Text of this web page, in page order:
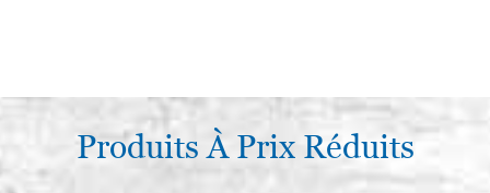
Produits À Prix Réduits